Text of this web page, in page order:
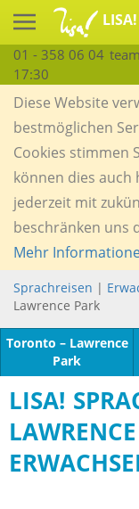
01 - 358 06 04
17:30
Diese Website
bestmöglichen
Cookies stimmen
können dies auch
jederzeit mit
beschränken uns
Mehr
Sprachreisen |
Lawrence Park
Toronto – Lawrence
Park
LISA!